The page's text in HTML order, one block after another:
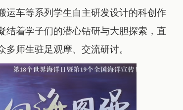
运车等系列学生自主研发设计的科创作
结着学子们的潜心钻研与大胆探索，直
师生驻足观摩、交流研讨。